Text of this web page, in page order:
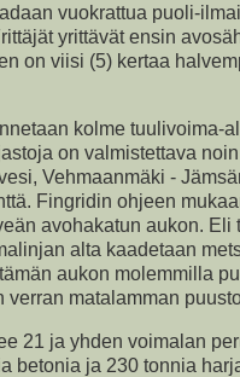
vuokrattua puoli-
yrittävät ensin
on viisi (5) kertaa
kolme tuulivoima-
on valmistettava
Vehmaanmäki -
Fingridin ohjeen
avohakatun aukon. Eli
alta kaadetaan
aukon molemmilla
verran matalamman
21 ja yhden voimalan
betonia ja 230 tonnia